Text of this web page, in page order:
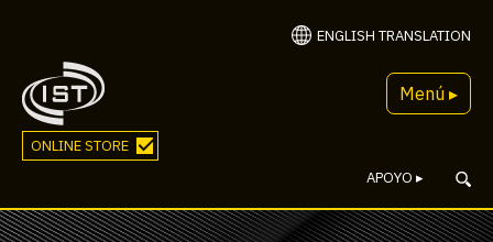
ENGLISH TRANSLATION
Menú ▸
ONLINE STORE
APOYO ▸